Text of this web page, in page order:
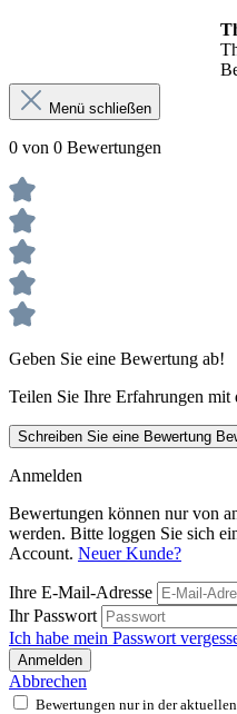
Menü schließen
0 von 0 Bewertungen
Geben Sie eine Bewertung ab!
Teilen Sie Ihre Erfahrungen
Schreiben Sie eine Bewertung
Anmelden
Bewertungen können nur von
werden. Bitte loggen Sie sich
Account. Neuer Kunde?
Ihre E-Mail-Adresse
Ihr Passwort
Ich habe mein Passwort
Anmelden
Abbrechen
Bewertungen nur in der aktuellen